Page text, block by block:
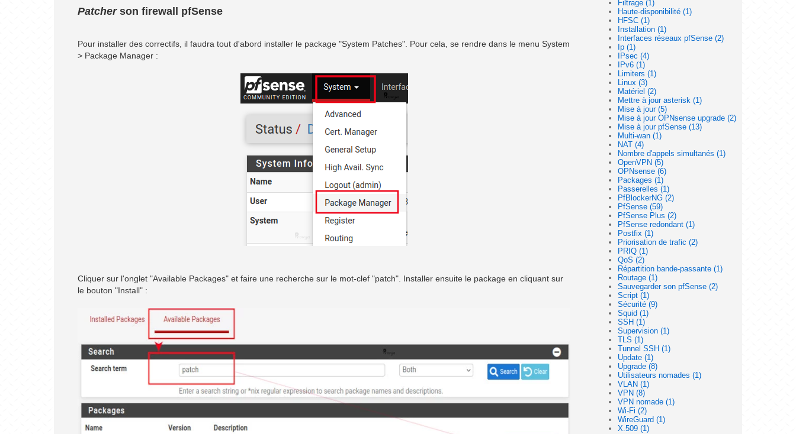
Filtrage (1)
Haute-disponibilité (1)
HFSC (1)
Installation (1)
Interfaces réseaux pfSense (2)
Ip (1)
IPsec (4)
IPv6 (1)
Limiters (1)
Linux (3)
Matériel (2)
Mettre à jour asterisk (1)
Mise à jour (5)
Mise à jour OPNsense upgrade (2)
Mise à jour pfSense (13)
Multi-wan (1)
NAT (4)
Nombre d'appels simultanés (1)
OpenVPN (5)
OPNsense (6)
Packages (1)
Passerelles (1)
PfBlockerNG (2)
PfSense (59)
PfSense Plus (2)
PfSense redondant (1)
Postfix (1)
Priorisation de trafic (2)
PRIQ (1)
QoS (2)
Répartition bande-passante (1)
Routage (1)
Sauvegarder son pfSense (2)
Script (1)
Sécurité (9)
Squid (1)
SSH (1)
Supervision (1)
TLS (1)
Tunnel SSH (1)
Update (1)
Upgrade (8)
Utilisateurs nomades (1)
VLAN (1)
VPN (8)
VPN nomade (1)
Wi-Fi (2)
WireGuard (1)
X.509 (1)
Patcherson firewall pfSense
Pour installer des correctifs, il faudra tout d'abord installer le package "System Patches". Pour cela, se rendre dans le menu System
> Package Manager :
Cliquer sur l'onglet "Available Packages" et faire une recherche sur le mot-clef "patch". Installer ensuite le package en cliquant sur
le bouton "Install" :